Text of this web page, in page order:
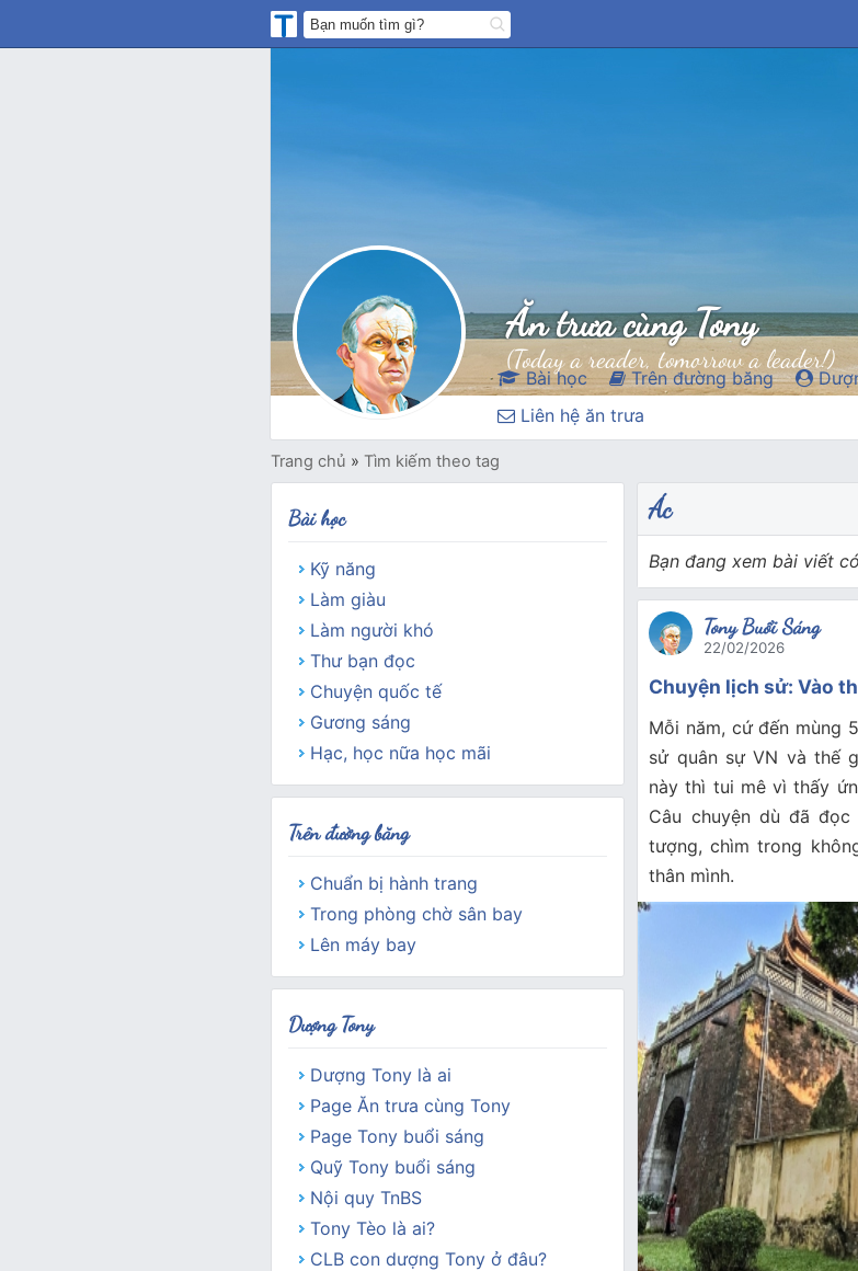
Ăn trưa cùng Tony
(Today a reader, tomorrow a leader!)
Bài học Trên đường băng
Liên hệ ăn trưa
Trang chủ » Tìm kiếm theo tag
Ác
Bạn đang xem bài viết
Tony Buổi Sáng
22/02/2026
Chuyện lịch sử: Vào
Mỗi năm, cứ đến mùng
sử quân sự VN và thế
này thì tui mê vì thấy
Câu chuyện dù đã
tượng, chìm trong
thân mình.
Bài học
Kỹ năng
Làm giàu
Làm người khó
Thư bạn đọc
Chuyện quốc tế
Gương sáng
Hạc, học nữa học mãi
Trên đường băng
Chuẩn bị hành trang
Trong phòng chờ sân bay
Lên máy bay
Dượng Tony
Dượng Tony là ai
Page Ăn trưa cùng Tony
Page Tony buổi sáng
Quỹ Tony buổi sáng
Nội quy TnBS
Tony Tèo là ai?
CLB con dượng Tony ở đâu?